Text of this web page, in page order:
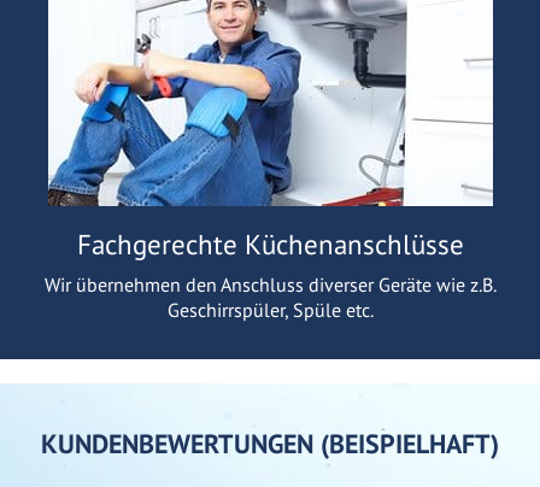
Fachgerechte Küchenanschlüsse
Wir übernehmen den Anschluss diverser Geräte wie z.B.
Geschirrspüler, Spüle etc.
KUNDENBEWERTUNGEN (BEISPIELHAFT)